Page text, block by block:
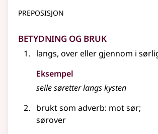
preposisjon
Betydning og bruk
langs, over eller gjennom i
Eksempel
seilesøretterlangs kysten
bruktsom adverb: mot sør;
sørover